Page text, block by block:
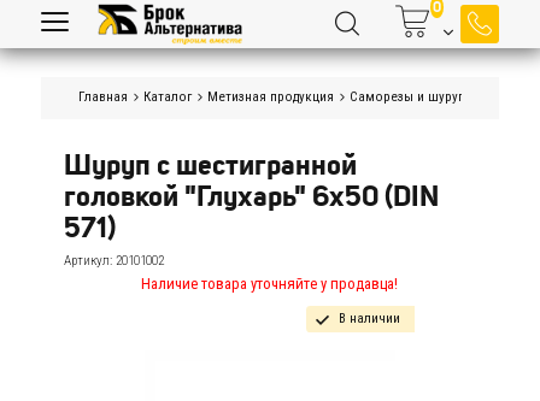
Главная Каталог Метизная продукция Саморезы и шурупы
Шуруп с шестигранной
головкой "Глухарь" 6х50 (DIN
571)
Артикул:20101002
Наличие товара уточняйте у продавца!
В наличии